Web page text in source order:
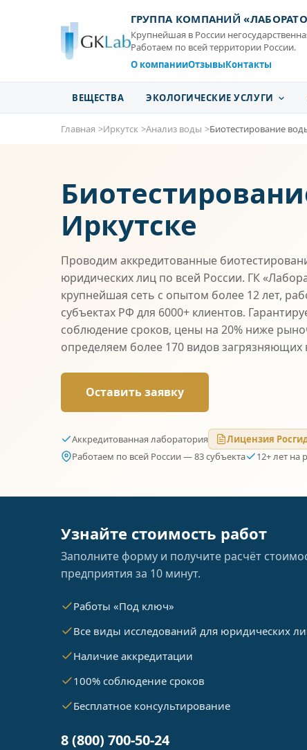
ГРУППА КОМПАНИЙ
Крупнейшая в России
Работаем по всей территории России.
О компанииОтзывыКонтакты
ВЕЩЕСТВА ЭКОЛОГИЧЕСКИЕ УСЛУГИ
Главная Иркутск Анализ воды Биотестирование
Иркутске
Проводим аккредитованные
юридических лиц по всей России. ГК
крупнейшая сеть с опытом более 12 лет,
субъектах РФ для 6000+ клиентов.
соблюдение сроков, цены на 20% ниже
определяем более 170 видов загрязняющих
Оставить заявку
Аккредитованная лаборатория
Лицензия
Работаем по всей России — 83 субъекта
12+ лет на
Узнайте стоимость работ
Заполните форму и получите расчёт
предприятия за 10 минут.
Работы «Под ключ»
Все виды исследований для юридических
Наличие аккредитации
100% соблюдение сроков
Бесплатное консультирование
8 (800) 700-50-24